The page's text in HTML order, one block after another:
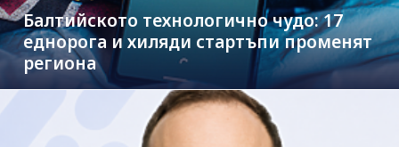
Балтийското технологично чудо: 17
еднорога и хиляди стартъпи променят
региона